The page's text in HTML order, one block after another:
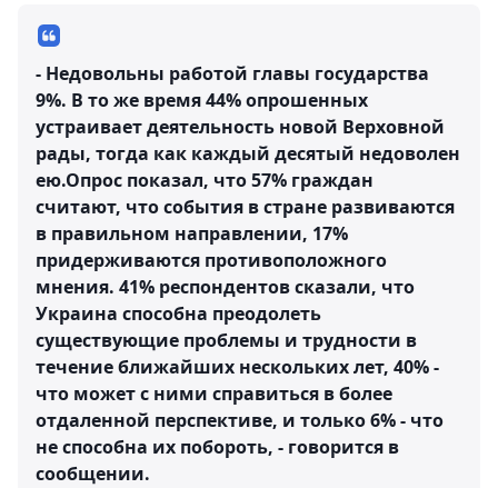
- Недовольны работой главы государства
9%. В то же время 44% опрошенных
устраивает деятельность новой Верховной
рады, тогда как каждый десятый недоволен
ею.Опрос показал, что 57% граждан
считают, что события в стране развиваются
в правильном направлении, 17%
придерживаются противоположного
мнения. 41% респондентов сказали, что
Украина способна преодолеть
существующие проблемы и трудности в
течение ближайших нескольких лет, 40% -
что может с ними справиться в более
отдаленной перспективе, и только 6% - что
не способна их побороть, - говорится в
сообщении.